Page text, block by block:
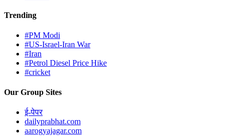
Trending
#PM Modi
#US-Israel-Iran War
#Iran
#Petrol Diesel Price Hike
#cricket
Our Group Sites
ई-पेपर
dailyprabhat.com
aarogyajagar.com